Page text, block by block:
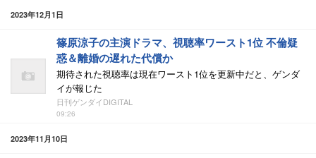
2023年12月1日
篠原涼子の主演ドラマ、視聴率ワースト1位 不倫疑
惑＆離婚の遅れた代償か
期待された視聴率は現在ワースト1位を更新中だと、ゲンダ
イが報じた
日刊ゲンダイDIGITAL
09:26
2023年11月10日